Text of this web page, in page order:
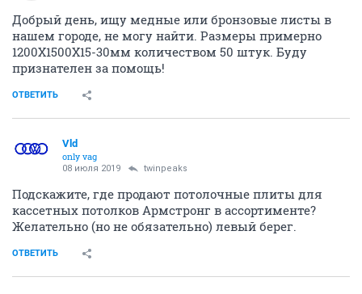
Добрый день, ищу медные или бронзовые листы в
нашем городе, не могу найти. Размеры примерно
1200Х1500Х15-30мм количеством 50 штук. Буду
признателен за помощь!
ОТВЕТИТЬ
Vld
only vag
08 июля 2019 twinpeaks
Подскажите, где продают потолочные плиты для
кассетных потолков Армстронг в ассортименте?
Желательно (но не обязательно) левый берег.
ОТВЕТИТЬ